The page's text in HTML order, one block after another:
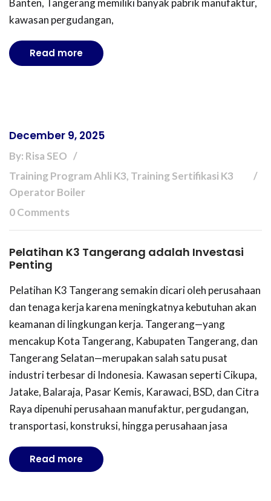
Banten, Tangerang memiliki banyak pabrik manufaktur,
kawasan pergudangan,
Read more
December 9, 2025
By: Risa SEO
Training Program Ahli K3, Training Sertifikasi K3
Operator Boiler
0 Comments
Pelatihan K3 Tangerang adalah Investasi
Penting
Pelatihan K3 Tangerang semakin dicari oleh perusahaan
dan tenaga kerja karena meningkatnya kebutuhan akan
keamanan di lingkungan kerja. Tangerang—yang
mencakup Kota Tangerang, Kabupaten Tangerang, dan
Tangerang Selatan—merupakan salah satu pusat
industri terbesar di Indonesia. Kawasan seperti Cikupa,
Jatake, Balaraja, Pasar Kemis, Karawaci, BSD, dan Citra
Raya dipenuhi perusahaan manufaktur, pergudangan,
transportasi, konstruksi, hingga perusahaan jasa
Read more